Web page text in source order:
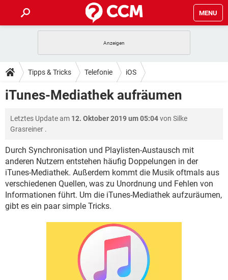
MENU
ANDROID IOS
WINDOWS 10 INSTAGRAM
FACEBOOK
TIPPS & TRICKS
SPIELE STREAMING
ANDROID IOS
WINDOWS 10 INSTAGRAM
FACEBOOK HARDWARE
DOWNLOADS
ANDROID
WHATSAPP TIKTOK
FACEBOOK HARDWARE
FORUM
ANDROID IOS
WINDOWS 10 INSTAGRAM
WHATSAPP TIKTOK
FACEBOOK
SPIELE STREAMING
ANDROID
WINDOWS 10 INSTAGRAM
HARDWARE
Tipps & Tricks Telefonie iOS
iTunes-Mediathek aufräumen
Letztes Update am 12. Oktober 2019 um 05:04von Silke
Grasreiner .
Durch Synchronisation und Playlisten-Austausch mit
anderen Nutzern entstehen häufig Doppelungen in der
iTunes-Mediathek. Außerdem kommt die Musik oftmals aus
verschiedenen Quellen, was zu Unordnung und Fehlen von
Informationen führt. Um die iTunes-Mediathek aufzuräumen,
gibt es ein paar simple Tricks.